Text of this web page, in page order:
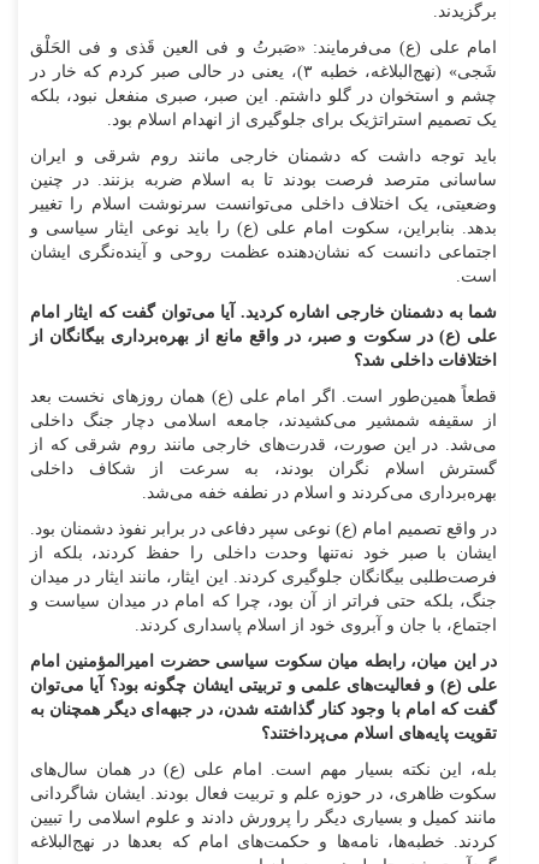
برگزیدند.
امام علی (ع) می‌فرمایند: «صَبرتُ و فی العین قَذی و فی الحَلْق
شَجی» (نهج‌البلاغه، خطبه ۳)، یعنی در حالی صبر کردم که خار در
چشم و استخوان در گلو داشتم. این صبر، صبری منفعل نبود، بلکه
یک تصمیم استراتژیک برای جلوگیری از انهدام اسلام بود.
باید توجه داشت که دشمنان خارجی مانند روم شرقی و ایران
ساسانی مترصد فرصت بودند تا به اسلام ضربه بزنند. در چنین
وضعیتی، یک اختلاف داخلی می‌توانست سرنوشت اسلام را تغییر
بدهد. بنابراین، سکوت امام علی (ع) را باید نوعی ایثار سیاسی و
اجتماعی دانست که نشان‌دهنده عظمت روحی و آینده‌نگری ایشان
است.
شما به دشمنان خارجی اشاره کردید. آیا می‌توان گفت که ایثار امام
علی (ع) در سکوت و صبر، در واقع مانع از بهره‌برداری بیگانگان از
اختلافات داخلی شد؟
قطعاً همین‌طور است. اگر امام علی (ع) همان روزهای نخست بعد
از سقیفه شمشیر می‌کشیدند، جامعه اسلامی دچار جنگ داخلی
می‌شد. در این صورت، قدرت‌های خارجی مانند روم شرقی که از
گسترش اسلام نگران بودند، به سرعت از شکاف داخلی
بهره‌برداری می‌کردند و اسلام در نطفه خفه می‌شد.
در واقع تصمیم امام (ع) نوعی سپر دفاعی در برابر نفوذ دشمنان بود.
ایشان با صبر خود نه‌تنها وحدت داخلی را حفظ کردند، بلکه از
فرصت‌طلبی بیگانگان جلوگیری کردند. این ایثار، مانند ایثار در میدان
جنگ، بلکه حتی فراتر از آن بود، چرا که امام در میدان سیاست و
اجتماع، با جان و آبروی خود از اسلام پاسداری کردند.
در این میان، رابطه میان سکوت سیاسی حضرت امیرالمؤمنین امام
علی (ع) و فعالیت‌های علمی و تربیتی ایشان چگونه بود؟ آیا می‌توان
گفت که امام با وجود کنار گذاشته شدن، در جبهه‌ای دیگر همچنان به
تقویت پایه‌های اسلام می‌پرداختند؟
بله، این نکته بسیار مهم است. امام علی (ع) در همان سال‌های
سکوت ظاهری، در حوزه علم و تربیت فعال بودند. ایشان شاگردانی
مانند کمیل و بسیاری دیگر را پرورش دادند و علوم اسلامی را تبیین
کردند. خطبه‌ها، نامه‌ها و حکمت‌های امام که بعدها در نهج‌البلاغه